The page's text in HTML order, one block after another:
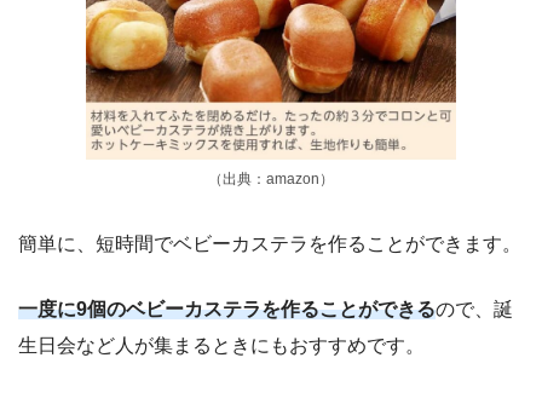
（出典：amazon）
簡単に、短時間でベビーカステラを作ることができます。
一度に9個のベビーカステラを作ることができるので、誕
生日会など人が集まるときにもおすすめです。